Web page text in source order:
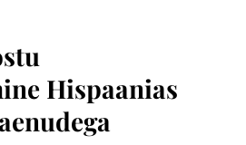
Hispaanias